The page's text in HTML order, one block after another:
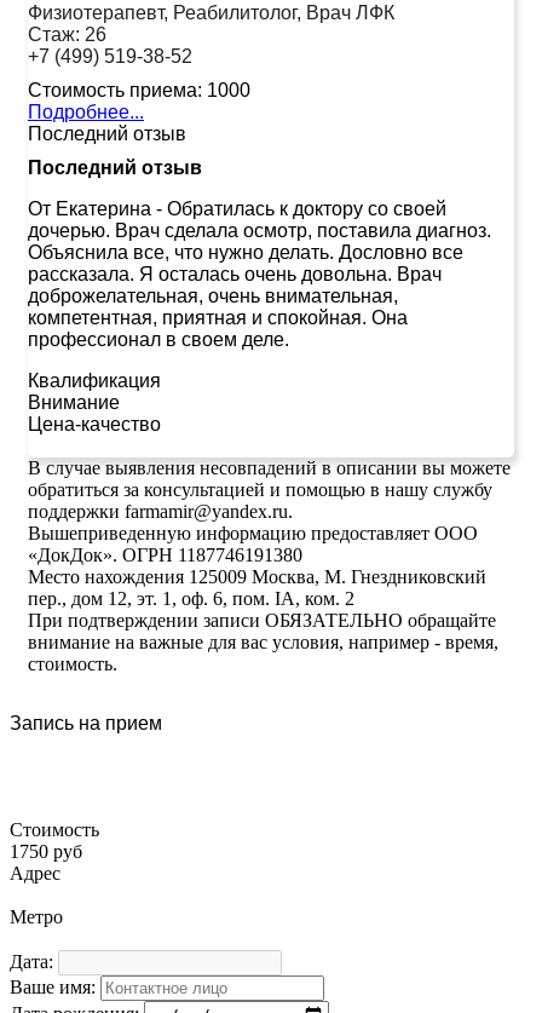
Физиотерапевт, Реабилитолог, Врач ЛФК
Стаж: 26
+7 (499) 519-38-52
Стоимость приема: 1000
Подробнее...
Последний отзыв
Последний отзыв
От Екатерина - Обратилась к доктору со своей
дочерью. Врач сделала осмотр, поставила диагноз.
Объяснила все, что нужно делать. Дословно все
рассказала. Я осталась очень довольна. Врач
доброжелательная, очень внимательная,
компетентная, приятная и спокойная. Она
профессионал в своем деле.
Квалификация
Внимание
Цена-качество
В случае выявления несовпадений в описании вы можете
обратиться за консультацией и помощью в нашу службу
поддержки farmamir@yandex.ru.
Вышеприведенную информацию предоставляет ООО
«ДокДок». ОГРН 1187746191380
Место нахождения 125009 Москва, М. Гнездниковский
пер., дом 12, эт. 1, оф. 6, пом. IA, ком. 2
При подтверждении записи ОБЯЗАТЕЛЬНО обращайте
внимание на важные для вас условия, например - время,
стоимость.
Запись на прием
Стоимость
1750 руб
Адрес
Метро
Дата:
Ваше имя: